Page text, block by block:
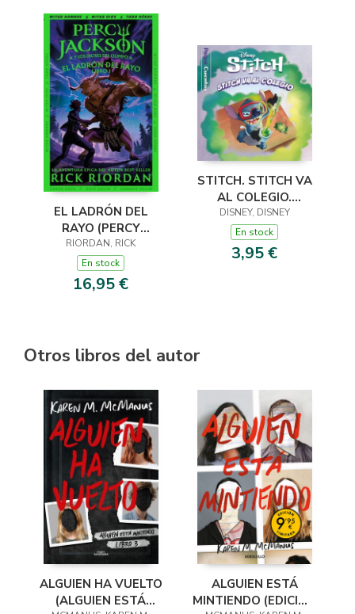
EL LADRÓN DEL
RAYO (PERCY
JACKSON Y LOS
DIOSES DEL OLIMPO
1)
RIORDAN, RICK
En stock
16,95 €
STITCH. STITCH VA
AL COLEGIO.
PEQUECUENTOS
DISNEY, DISNEY
En stock
3,95 €
Otros libros del autor
ALGUIEN HA VUELTO
(ALGUIEN ESTÁ
ALGUIEN ESTÁ
MINTIENDO (EDICIÓN